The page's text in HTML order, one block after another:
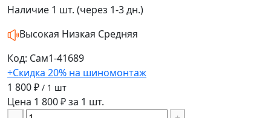
Наличие 1 шт. (через 1-3 дн.)
Высокая Низкая Средняя
Код: Сам1-41689
+Скидка 20% на шиномонтаж
1 800 ₽ / 1 шт
Цена 1 800 ₽ за 1 шт.